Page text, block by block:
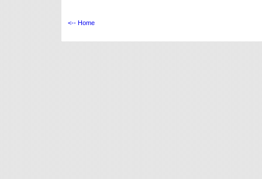
<-- Home